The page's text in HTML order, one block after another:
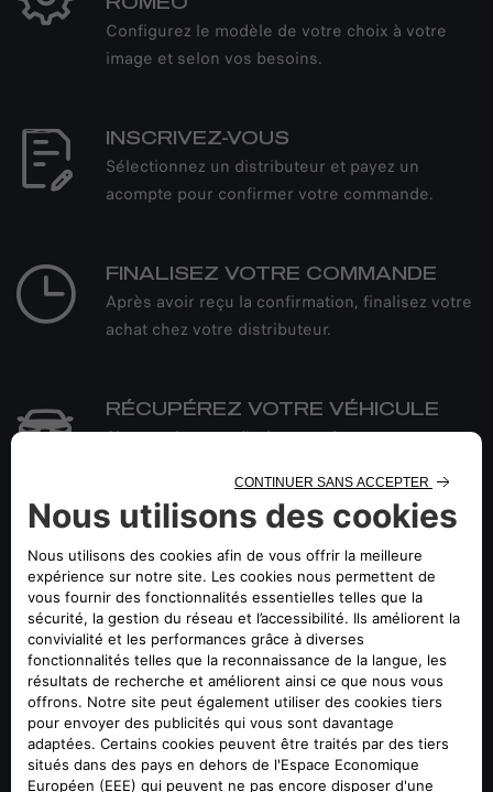
Configurez le modèle de votre choix à votre
image et selon vos besoins.
INSCRIVEZ-VOUS
Sélectionnez un distributeur et payez un
acompte pour confirmer votre commande.
FINALISEZ VOTRE COMMANDE
Après avoir reçu la confirmation, finalisez votre
achat chez votre distributeur.
RÉCUPÉREZ VOTRE VÉHICULE
Si vous changez d'avis, vous êtes
de retourner le véhicule dans les 14 jours
suivant la livraison.
CONFIGUREZ ET COMMANDEZ